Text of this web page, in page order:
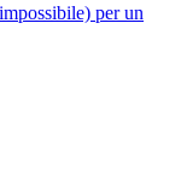
per un